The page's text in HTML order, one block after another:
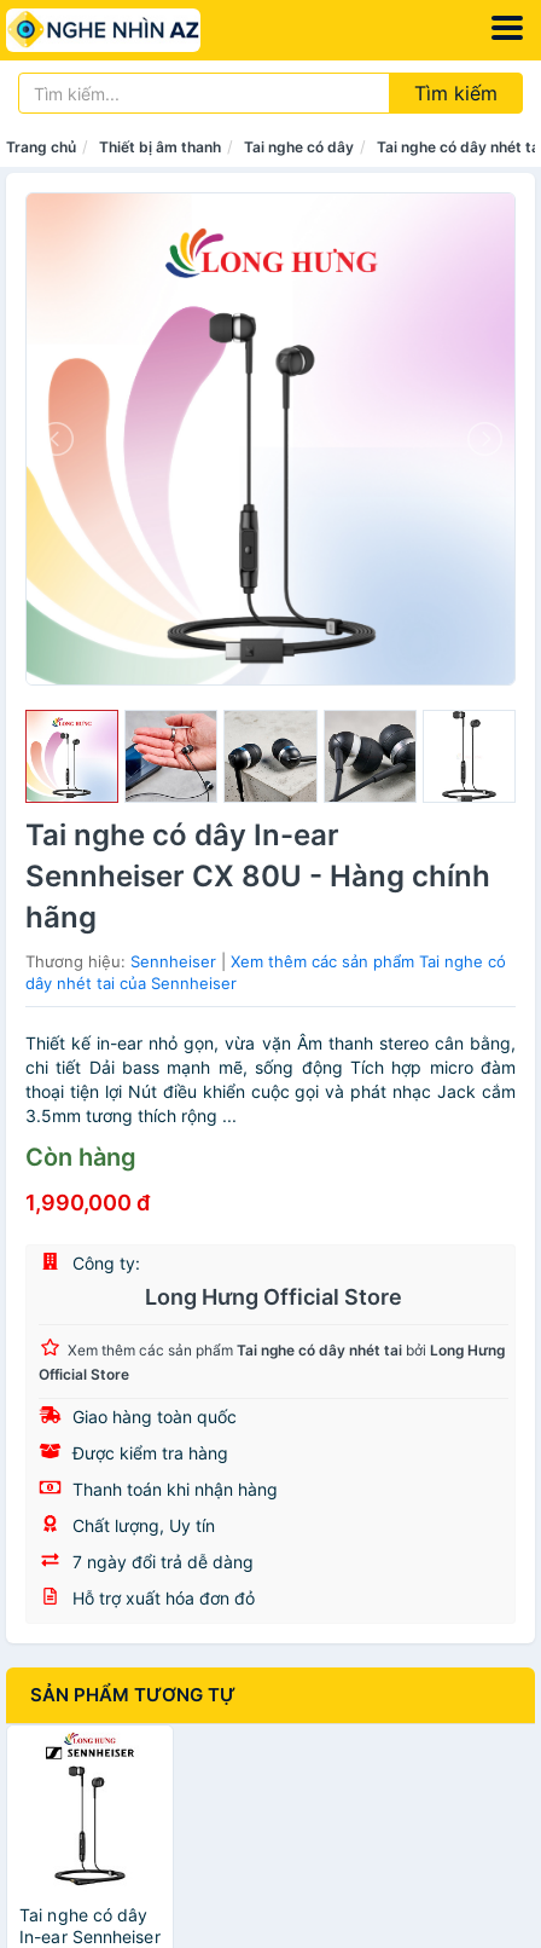
Tìm kiếm
Trang chủ Thiết bị âm thanh Tai nghe có dây Tai nghe có dây nhét
Tai nghe có dây In-ear
Sennheiser CX 80U - Hàng chính
hãng
Thương hiệu: Sennheiser
Xem thêm các sản phẩm Tai nghe có
dây nhét tai của Sennheiser
Thiết kế in-ear nhỏ gọn, vừa vặn Âm thanh stereo cân bằng,
chi tiết Dải bass mạnh mẽ, sống động Tích hợp micro đàm
thoại tiện lợi Nút điều khiển cuộc gọi và phát nhạc Jack cắm
3.5mm tương thích rộng ...
Còn hàng
1,990,000 đ
Công ty:
Long Hưng Official Store
Xem thêm các sản phẩm Tai nghe có dây nhét tai bởi Long Hưng
Official Store
Giao hàng toàn quốc
Được kiểm tra hàng
Thanh toán khi nhận hàng
Chất lượng, Uy tín
7 ngày đổi trả dễ dàng
Hỗ trợ xuất hóa đơn đỏ
SẢN PHẨM TƯƠNG TỰ
Tai nghe có dây
In-ear Sennheiser